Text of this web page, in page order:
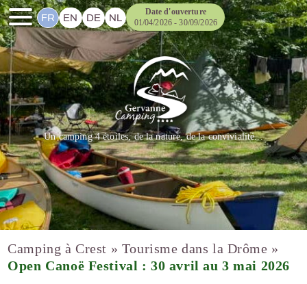
FR EN DE NL
Date d'ouverture
01/04/2026 - 30/09/2026
Un camping 4 étoiles, de la nature, de la convivialité...
Camping à Crest » Tourisme dans la Drôme »
Open Canoë Festival : 30 avril au 3 mai 2026